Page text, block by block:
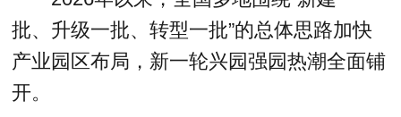
批、升级一批、转型一批”的总体思路加快
产业园区布局，新一轮兴园强园热潮全面铺
开。